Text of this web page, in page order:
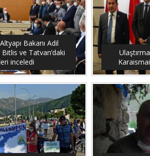
Bakanı Adil
ve Tatvan’daki
inceledi